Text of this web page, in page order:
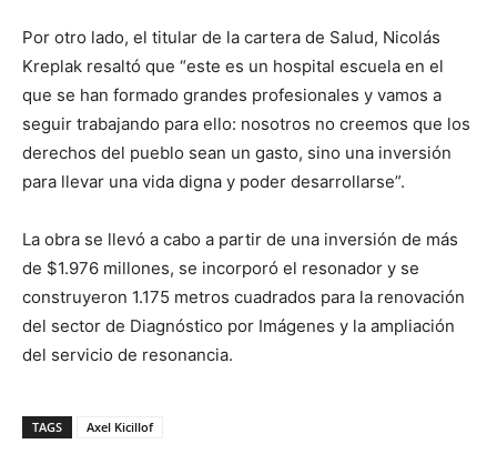
Por otro lado, el titular de la cartera de Salud, Nicolás
Kreplak resaltó que “este es un hospital escuela en el
que se han formado grandes profesionales y vamos a
seguir trabajando para ello: nosotros no creemos que los
derechos del pueblo sean un gasto, sino una inversión
para llevar una vida digna y poder desarrollarse”.
La obra se llevó a cabo a partir de una inversión de más
de $1.976 millones, se incorporó el resonador y se
construyeron 1.175 metros cuadrados para la renovación
del sector de Diagnóstico por Imágenes y la ampliación
del servicio de resonancia.
TAGS Axel Kicillof